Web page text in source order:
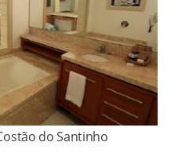
do Santinho